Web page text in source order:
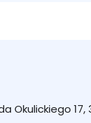
Okulickiego 17,